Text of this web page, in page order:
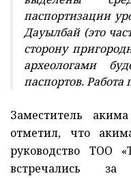
паспортизации
Дауылбай (это
сторону
археологами
паспортов. Работа
Заместитель
отметил, что
руководство ТОО
встречались